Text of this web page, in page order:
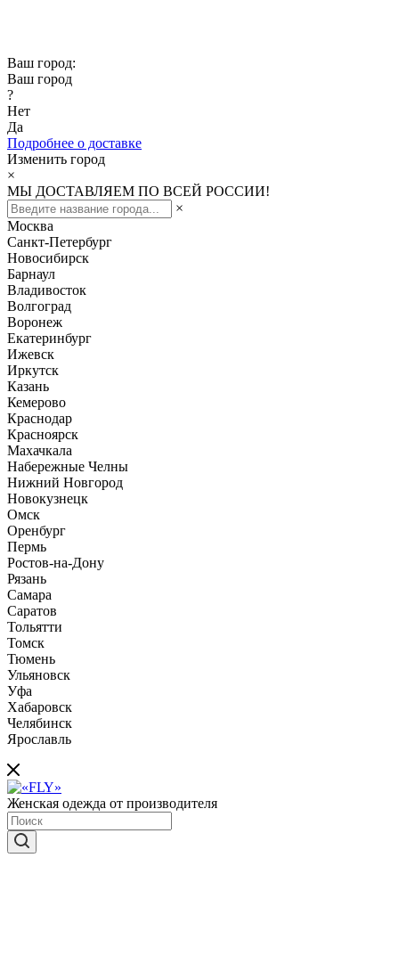
Ваш город:
Ваш город
?
Нет
Да
Подробнее о доставке
Изменить город
×
МЫ ДОСТАВЛЯЕМ ПО ВСЕЙ РОССИИ!
×
Москва
Санкт-Петербург
Новосибирск
Барнаул
Владивосток
Волгоград
Воронеж
Екатеринбург
Ижевск
Иркутск
Казань
Кемерово
Краснодар
Красноярск
Махачкала
Набережные Челны
Нижний Новгород
Новокузнецк
Омск
Оренбург
Пермь
Ростов-на-Дону
Рязань
Самара
Саратов
Тольятти
Томск
Тюмень
Ульяновск
Уфа
Хабаровск
Челябинск
Ярославль
Женская одежда от производителя